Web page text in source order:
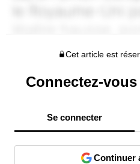
Cet article est
Connectez-
Se connecter
Continuer